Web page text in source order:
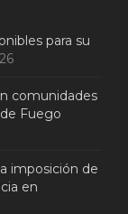
para su
comunidades
Fuego
imposición de
en